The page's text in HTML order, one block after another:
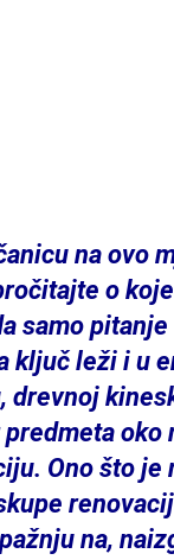
na ovo
o
samo
ključ leži i u
drevnoj
oko
Ono što
na,